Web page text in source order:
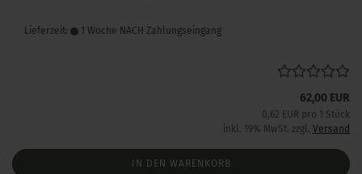
Lieferzeit: 1 Woche NACH Zahlungseingang
62,00 EUR
0,62 EUR pro 1 Stück
inkl. 19% MwSt. zzgl. Versand
IN DEN WARENKORB